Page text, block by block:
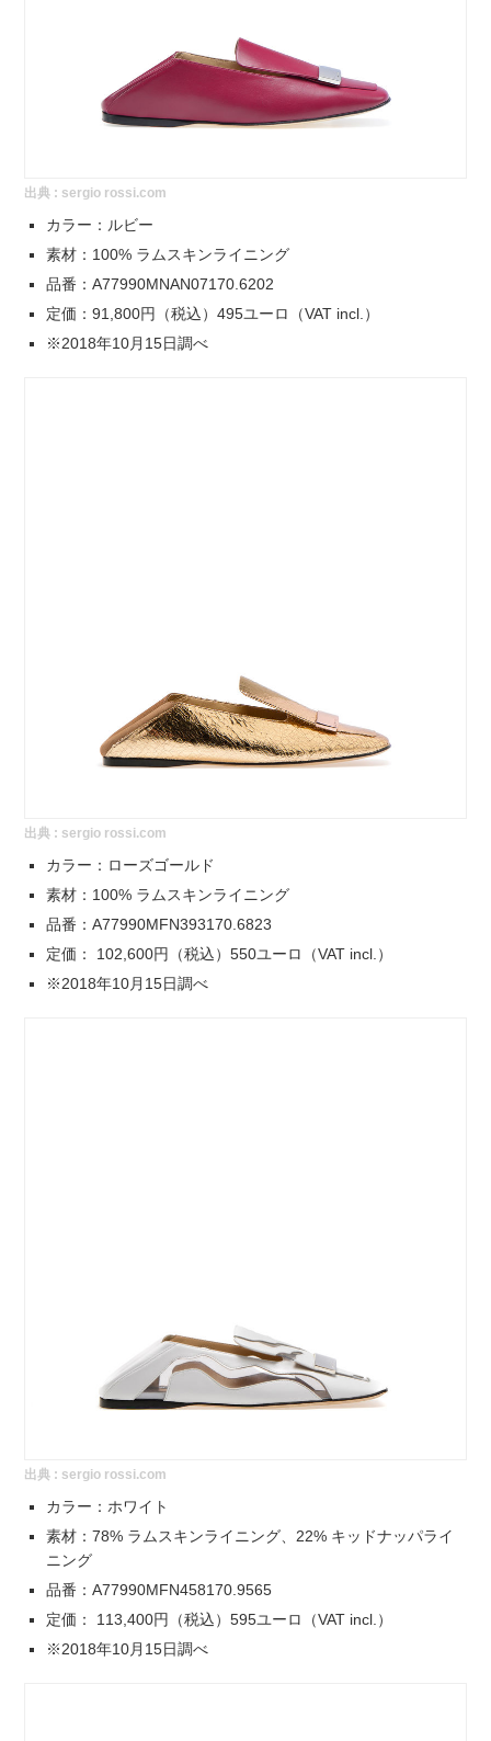
出典 : sergio rossi.com
カラー：ルビー
素材：100% ラムスキンライニング
品番：A77990MNAN07170.6202
定価：91,800円（税込）495ユーロ（VAT incl.）
※2018年10月15日調べ
出典 : sergio rossi.com
カラー：ローズゴールド
素材：100% ラムスキンライニング
品番：A77990MFN393170.6823
定価： 102,600円（税込）550ユーロ（VAT incl.）
※2018年10月15日調べ
出典 : sergio rossi.com
カラー：ホワイト
素材：78% ラムスキンライニング、22% キッドナッパライ
ニング
品番：A77990MFN458170.9565
定価： 113,400円（税込）595ユーロ（VAT incl.）
※2018年10月15日調べ